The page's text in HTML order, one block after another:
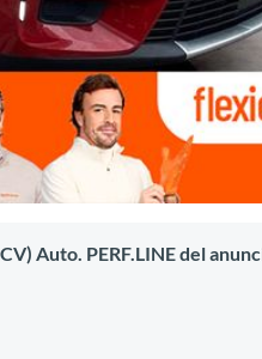
Auto. PERF.LINE del